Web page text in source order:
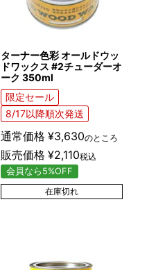
ターナー色彩 オールドウッ
ドワックス #2チューダーオ
ーク 350ml
限定セール
8/17以降順次発送
通常価格 ¥3,630のところ
販売価格 ¥2,110税込
会員なら5%OFF
在庫切れ